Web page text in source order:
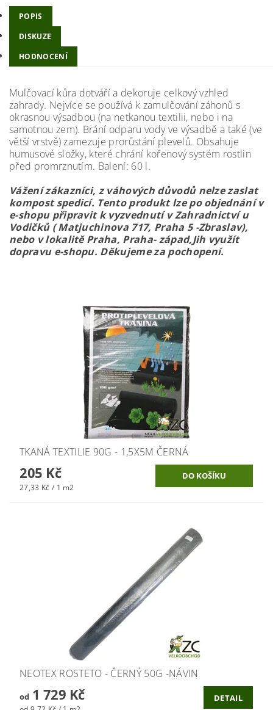
POPIS
DISKUZE
HODNOCENÍ
Mulčovací kůra dotváří a dekoruje celkový vzhled
zahrady. Nejvíce se používá k zamulčování záhonů s
okrasnou výsadbou (na netkanou textilii, nebo i na
samotnou zem). Brání odparu vody ve výsadbě a také (ve
větší vrstvě) zamezuje prorůstání plevelů. Obsahuje
humusové složky, které chrání kořenový systém rostlin
před promrznutím. Balení: 60 l.
Vážení zákazníci, z váhových důvodů nelze zaslat
kompost spedicí. Tento produkt lze po objednání v
e-shopu připravit k vyzvednutí v Zahradnictví u
Vodičků ( Matjuchinova 717, Praha 5 -Zbraslav),
nebo v lokalitě Praha, Praha- západ,Jih využít
dopravu e-shopu. Děkujeme za pochopení.
TKANÁ TEXTILIE 90G - 1,5X5M ČERNÁ
205 Kč
27,33 Kč / 1 m2
NEOTEX ROSTETO - ČERNÝ 50G -NÁVIN
od1 729 Kč DETAIL